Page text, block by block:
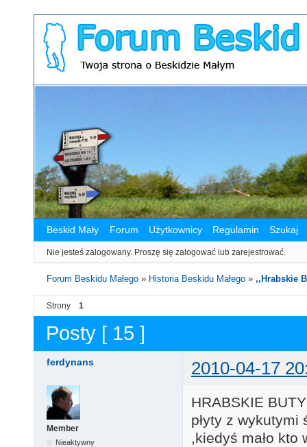
Beskid Mały Forum Użytkownicy Regulamin Szukaj
Nie jesteś zalogowany. Proszę się zalogować lub zarejestrować.
Forum Beskidu Małego » Historia Beskidu Małego »,,Hrabskie
Strony 1
Posty [ 15 ]
ferdynans 2010-04-17
Member
Nieaktywny
HRABSKIE
płyty z wykutymi
,kiedyś mało kto